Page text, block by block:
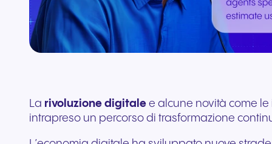
aggiuntivi
Collega Teams e CRM
La rivoluzione digitale e alcune novità come
intrapreso un percorso di trasformazione